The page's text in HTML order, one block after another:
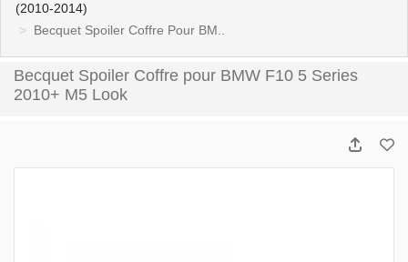
(2010-2014)
Becquet Spoiler Coffre Pour BM..
Becquet Spoiler Coffre pour BMW F10 5 Series
2010+ M5 Look